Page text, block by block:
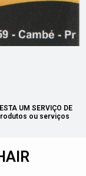
UM SERVIÇO DE
ou serviços